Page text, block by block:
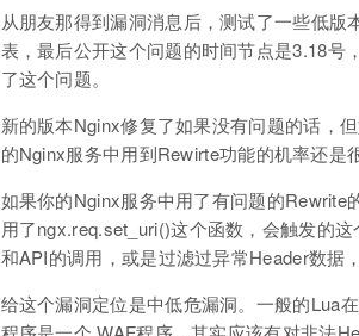
从朋友那得到漏洞消息后，测试了一些低
表，最后公开这个问题的时间节点是3.18
了这个问题。
新的版本Nginx修复了如果没有问题的话，
的Nginx服务中用到Rewirte功能的机率还是
如果你的Nginx服务中用了有问题的
用了ngx.req.set_uri()这个函数，会触发的
和API的调用，或是过滤过异常Header数据
给这个漏洞定位是中低危漏洞。一般的Lua